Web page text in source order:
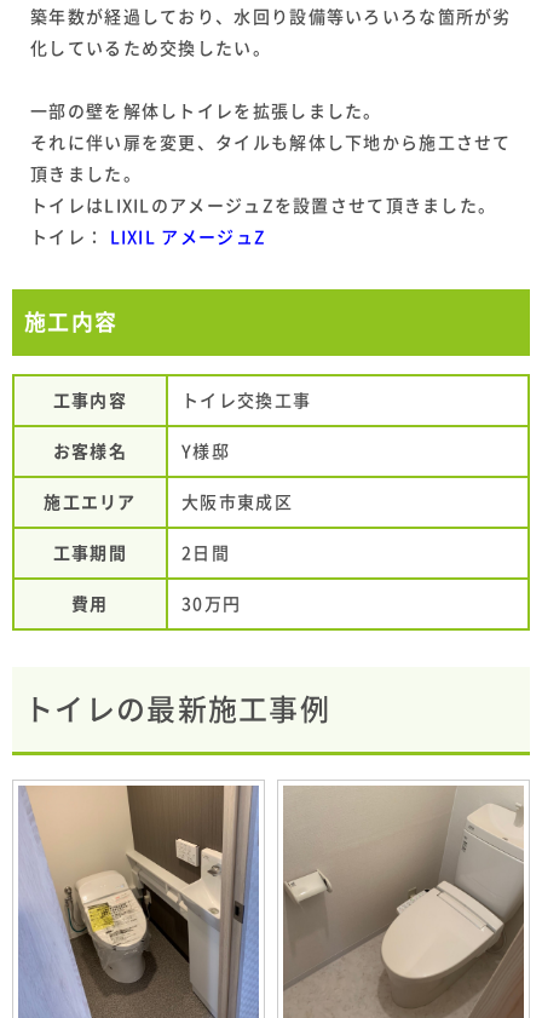
築年数が経過しており、水回り設備等いろいろな箇所が劣
化しているため交換したい。
一部の壁を解体しトイレを拡張しました。
それに伴い扉を変更、タイルも解体し下地から施工させて
頂きました。
トイレはLIXILのアメージュZを設置させて頂きました。
トイレ：
LIXIL アメージュZ
施工内容
工事内容 トイレ交換工事
お客様名 Y様邸
施工エリア 大阪市東成区
工事期間 2日間
費用 30万円
トイレの最新施工事例